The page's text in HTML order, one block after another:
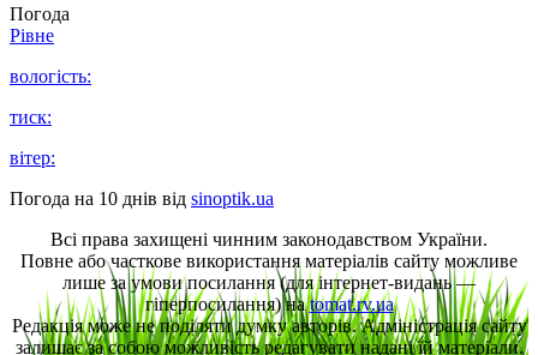
Погода
Рівне
вологість:
тиск:
вітер:
Погода на 10 днів від sinoptik.ua
Всі права захищені чинним законодавством України.
Повне або часткове використання матеріалів сайту можливе
лише за умови посилання (для інтернет-видань —
гіперпосилання) наtomat.rv.ua
Редакція може не поділяти думку авторів. Адміністрація сайту
залишає за собою можливість редагувати надані їй матеріали.